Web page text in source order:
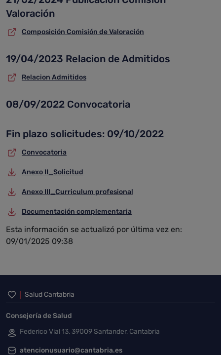
Valoración
Composición Comisión de Valoración
19/04/2023 Relacion de Admitidos
Relacion Admitidos
08/09/2022 Convocatoria
Fin plazo solicitudes: 09/10/2022
Convocatoria
Anexo II_Solicitud
Anexo III_Curriculum profesional
Documentación complementaria
Esta información se actualizó por última vez en:
09/01/2025 09:38
Inicio del pie de página
Salud Cantabria
Consejería de Salud
Federico Vial 13, 39009 Santander, Cantabria
atencionusuario@cantabria.es